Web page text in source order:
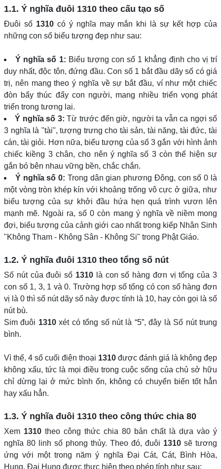
1.1. Ý nghĩa đuôi 1310 theo cấu tạo số
Đuôi số 1310có ý nghĩa may mắn khi là sự kết hợp của
những con số biểu tượng đẹp như sau:
Ý nghĩa số 1: Biểu tượng con số 1 khẳng định cho vị trí
duy nhất, độc tôn, đứng đầu. Con số 1 bắt đầu dãy số có giá
trị, nên mang theo ý nghĩa về sự bắt đầu, ví như một chiếc
đòn bẩy thúc đẩy con người, mang nhiều triển vọng phát
triển trong tương lai.
Ý nghĩa số 3: Từ trước đến giờ, người ta vẫn ca ngợi số
3 nghĩa là "tài", tượng trưng cho tài sản, tài năng, tài đức, tài
cán, tài giỏi. Hơn nữa, biểu tượng của số 3 gắn với hình ảnh
chiếc kiềng 3 chân, cho nên ý nghĩa số 3 còn thể hiện sự
gắn bó bên nhau vững bền, chắc chắn.
Ý nghĩa số 0: Trong dân gian phương Đông, con số 0 là
một vòng tròn khép kín với khoảng trống vô cực ở giữa, như
biểu tượng của sự khởi đầu hứa hẹn quá trình vươn lên
mạnh mẽ. Ngoài ra, số 0 còn mang ý nghĩa về niềm mong
đợi, biểu tượng của cảnh giới cao nhất trong kiếp Nhân Sinh
"Không Tham - Không Sân - Không Si" trong Phật Giáo.
1.2. Ý nghĩa đuôi 1310 theo tổng số nút
Số nút của đuôi số 1310là con số hàng đơn vị tổng của 3
con số 1, 3, 1 và 0. Trường hợp số tổng có con số hàng đơn
vị là 0 thì số nút dãy số này được tính là 10, hay còn gọi là số
nút bù.
Sim đuôi 1310xét có tổng số nút là “5”, đây là Số nút trung
bình.
Vì thế, 4 số cuối điện thoại 1310 được đánh giá là không đẹp
không xấu, tức là mọi điều trong cuộc sống của chủ sở hữu
chỉ dừng lại ở mức bình ổn, không có chuyển biến tốt hẳn
hay xấu hẳn.
1.3. Ý nghĩa đuôi 1310 theo công thức chia 80
Xem 1310 theo công thức chia 80 bản chất là dựa vào ý
nghĩa 80 linh số phong thủy. Theo đó, đuôi 1310 sẽ tương
ứng với một trong năm ý nghĩa Đại Cát, Cát, Bình Hòa,
Hung, Đại Hung được thực hiện theo phép tính như sau: